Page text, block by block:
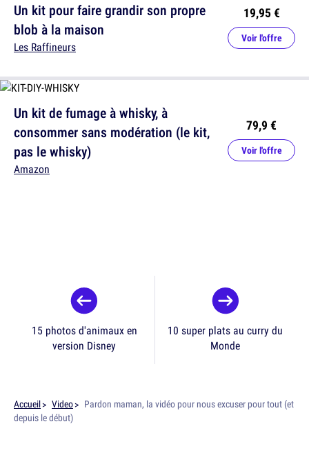
Un kit de fumage à whisky, à
consommer sans modération (le kit,
pas le whisky)
Amazon
79,9 €
Voir l'offre
Un kit pour faire grandir son propre
blob à la maison
Les Raffineurs
19,95 €
Voir l'offre
15 photos d'animaux en
version Disney
10 super plats au curry du
Monde
Accueil Video
Pardon maman, la vidéo pour nous excuser pour tout (et
depuis le début)